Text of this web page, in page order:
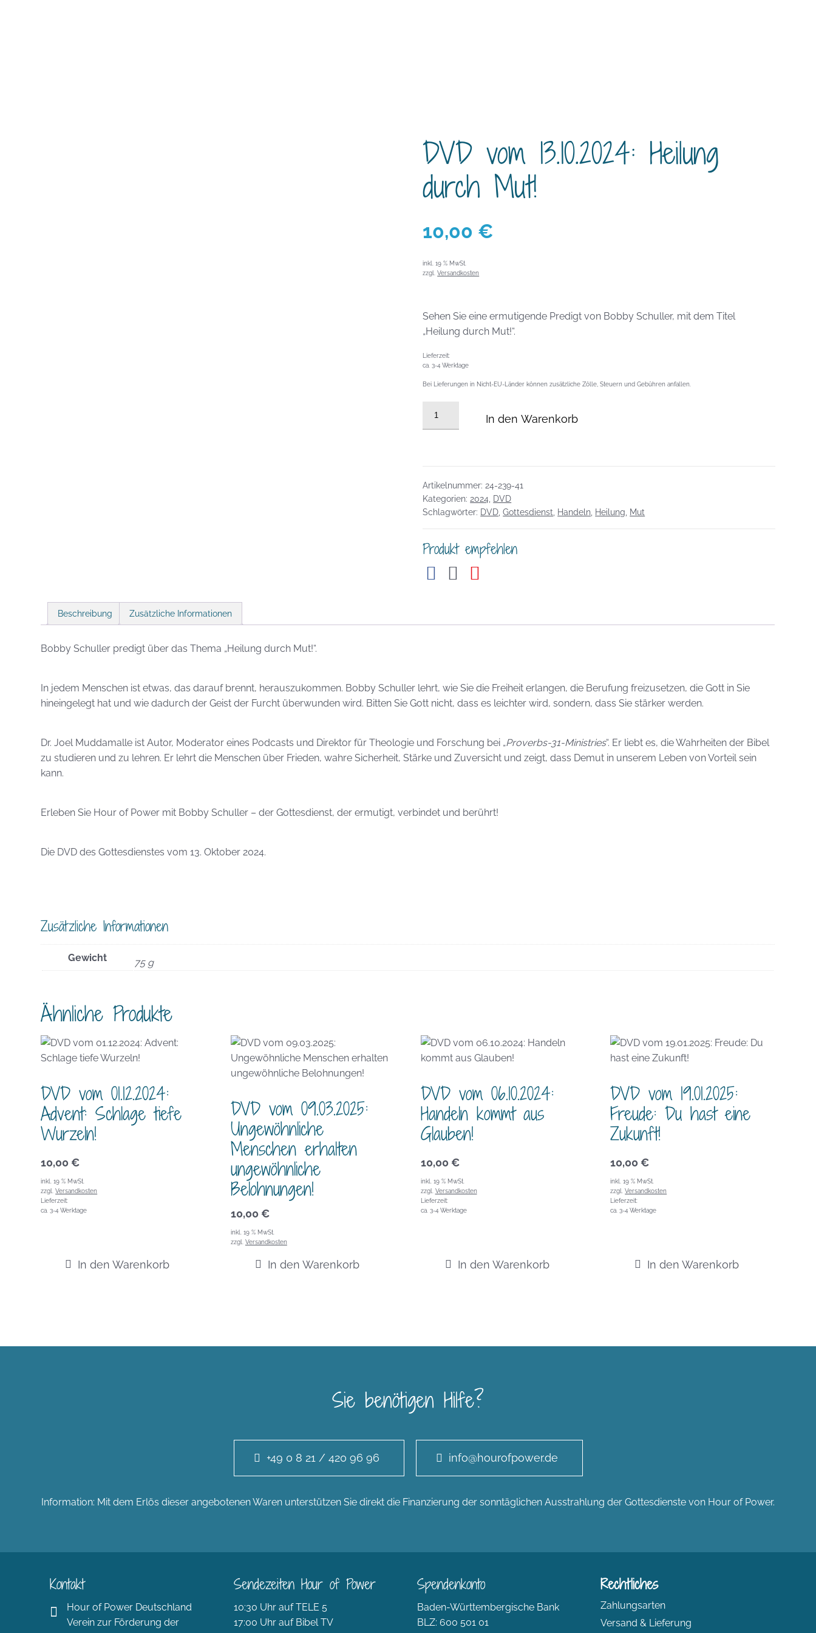
DVD vom 13.10.2024: Heilung
durch Mut!
10,00 €
inkl. 19 % MwSt.
zzgl.Versandkosten
Sehen Sie eine ermutigende Predigt von Bobby Schuller, mit dem Titel
„Heilung durch Mut!“.
Lieferzeit:
ca. 3-4 Werktage
Bei Lieferungen in Nicht-EU-Länder können zusätzliche Zölle, Steuern und Gebühren anfallen.
Mut!
Menge
In den Warenkorb
Artikelnummer: 24-239-41
Kategorien: 2024 DVD
Schlagwörter: DVD ,Gottesdienst Handeln Heilung Mut
Produkt empfehlen
Beschreibung Zusätzliche Informationen
Bobby Schuller predigt über das Thema „Heilung durch Mut!“.
In jedem Menschen ist etwas, das darauf brennt, herauszukommen. Bobby Schuller lehrt, wie Sie die Freiheit erlangen, die Berufung freizusetzen, die Gott in Sie
hineingelegt hat und wie dadurch der Geist der Furcht überwunden wird. Bitten Sie Gott nicht, dass es leichter wird, sondern, dass Sie stärker werden.
Dr. Joel Muddamalle ist Autor, Moderator eines Podcasts und Direktor für Theologie und Forschung bei „Proverbs-31-Ministries“. Er liebt es, die Wahrheiten der Bibel
zu studieren und zu lehren. Er lehrt die Menschen über Frieden, wahre Sicherheit, Stärke und Zuversicht und zeigt, dass Demut in unserem Leben von Vorteil sein
kann.
Erleben Sie Hour of Power mit Bobby Schuller – der Gottesdienst, der ermutigt, verbindet und berührt!
Die DVD des Gottesdienstes vom 13. Oktober 2024.
Zusätzliche Informationen
Gewicht 75 g
Ähnliche Produkte
DVD vom 01.12.2024:
Advent: Schlage tiefe
Wurzeln!
10,00 €
inkl. 19 % MwSt.
zzgl.Versandkosten
Lieferzeit:
ca. 3-4 Werktage
In den Warenkorb
DVD vom 09.03.2025:
Ungewöhnliche
Menschen erhalten
ungewöhnliche
Belohnungen!
10,00 €
inkl. 19 % MwSt.
zzgl. Versandkosten
In den Warenkorb
DVD vom 06.10.2024:
Handeln kommt aus
Glauben!
10,00 €
inkl. 19 % MwSt.
zzgl. Versandkosten
Lieferzeit:
ca. 3-4 Werktage
In den Warenkorb
DVD vom 19.01.2025:
Freude: Du hast eine
Zukunft!
10,00 €
inkl. 19 % MwSt.
zzgl.Versandkosten
Lieferzeit:
ca. 3-4 Werktage
In den Warenkorb
Sie benötigen Hilfe?
+49 0 8 21 / 420 96 96 info@hourofpower.de
Information: Mit dem Erlös dieser angebotenen Waren unterstützen Sie direkt die Finanzierung der sonntäglichen Ausstrahlung der Gottesdienste von Hour of Power.
Kontakt
Hour of Power Deutschland
Verein zur Förderung der
Sendezeiten Hour of Power
10:30 Uhr auf TELE 5
17:00 Uhr auf Bibel TV
Spendenkonto
Baden-Württembergische Bank
BLZ: 600 501 01
Rechtliches
Zahlungsarten
Versand & Lieferung